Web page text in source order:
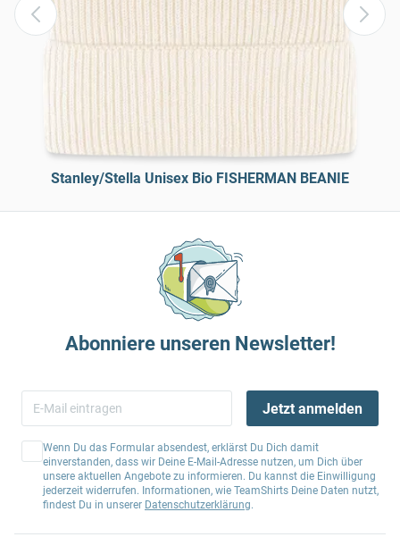
Stanley/Stella Unisex Bio FISHERMAN BEANIE
Abonniere unseren Newsletter!
Jetzt anmelden
Wenn Du das Formular absendest, erklärst Du Dich damit
einverstanden, dass wir Deine E-Mail-Adresse nutzen, um Dich über
unsere aktuellen Angebote zu informieren. Du kannst die Einwilligung
jederzeit widerrufen. Informationen, wie TeamShirts Deine Daten nutzt,
findest Du in unserer Datenschutzerklärung.